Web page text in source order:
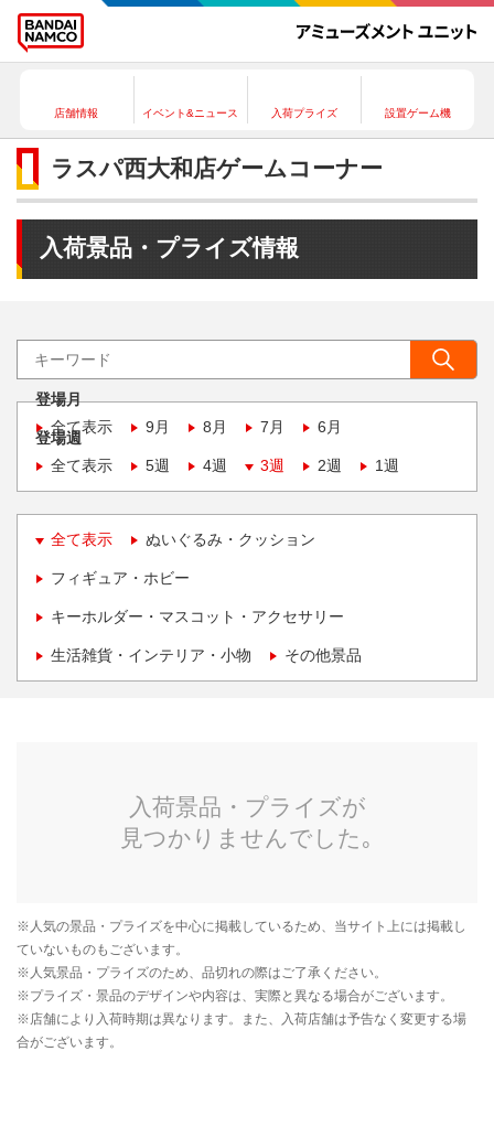
店舗情報 イベント&ニュース 入荷プライズ 設置ゲーム機
ラスパ西大和店ゲームコーナー
入荷景品・プライズ情報
登場月
全て表示
9月 8月 7月 6月
登場週
全て表示
5週 4週 3週 2週 1週
全て表示 ぬいぐるみ・クッション
フィギュア・ホビー
キーホルダー・マスコット・アクセサリー
生活雑貨・インテリア・小物 その他景品